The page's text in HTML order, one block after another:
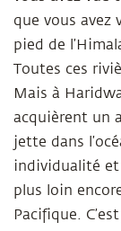
que vous avez
pied de
Toutes ces
Mais à
acquièrent un
jette dans
individualité et
plus loin
Pacifique.